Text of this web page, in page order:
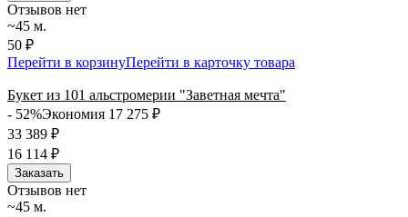
Отзывов нет
~45 м.
50 ₽
Перейти в корзинуПерейти в карточку товара
Букет из 101 альстромерии "Заветная мечта"
- 52%Экономия 17 275 ₽
33 389 ₽
16 114 ₽
Заказать
Отзывов нет
~45 м.